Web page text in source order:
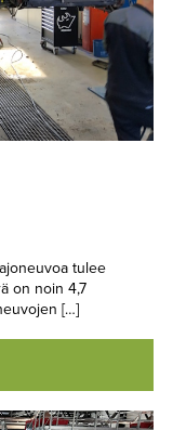
tulee
on noin 4,7
[…]